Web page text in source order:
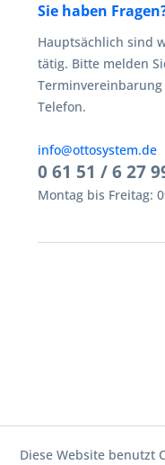
Sie haben
Hauptsächlich sind
tätig. Bitte melden
Telefon.
info@ottosystem.de
0 61 51 / 6 27
Montag bis Freitag:
Diese Website benutzt